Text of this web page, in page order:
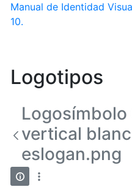
Manual de Identidad
10.
Logotipos
Logosímbolo
vertical
eslogan.png